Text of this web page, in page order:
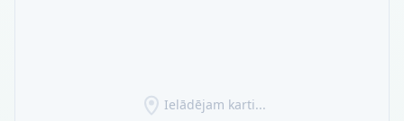
Ielādējam karti...